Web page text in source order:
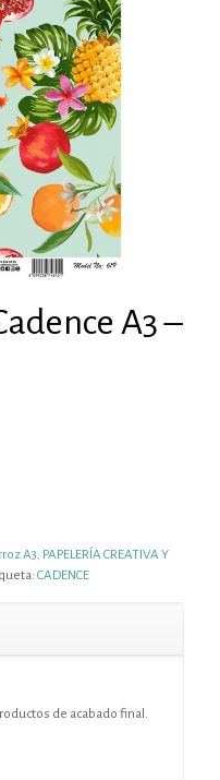
A3 –
A3, PAPELERÍA CREATIVA Y
CADENCE
de acabado final.